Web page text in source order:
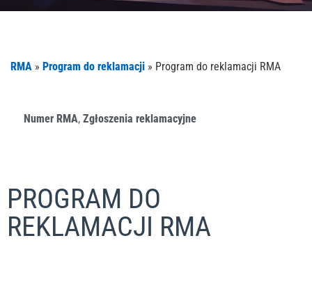
RMA » Program do reklamacji » Program do reklamacji RMA
Numer RMA, Zgłoszenia reklamacyjne
PROGRAM DO
REKLAMACJI RMA